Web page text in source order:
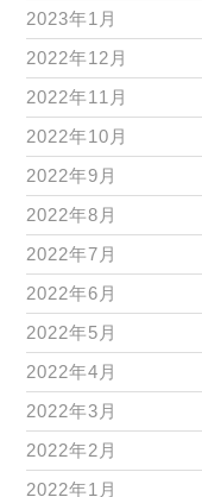
2023年1月
2022年12月
2022年11月
2022年10月
2022年9月
2022年8月
2022年7月
2022年6月
2022年5月
2022年4月
2022年3月
2022年2月
2022年1月